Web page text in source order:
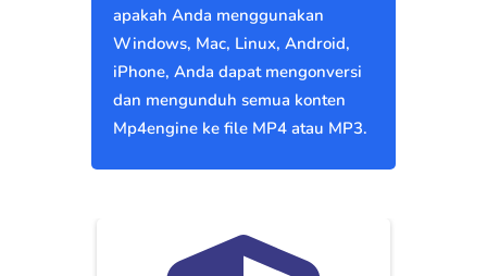
apakah Anda menggunakan
Windows, Mac, Linux, Android,
iPhone, Anda dapat mengonversi
dan mengunduh semua konten
Mp4engine ke file MP4 atau MP3.